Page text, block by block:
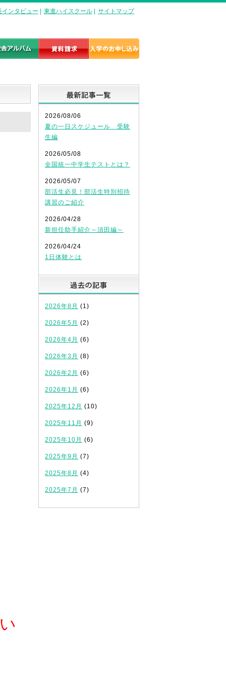
インタビュー 東進ハイスクール サイトマップ
2026/08/06
夏の一日スケジュール 受験
生編
2026/05/08
全国統一中学生テストとは？
2026/05/07
部活生必見！部活生特別招待
講習のご紹介
2026/04/28
新担任助手紹介～須田編～
2026/04/24
1日体験とは
2026年8月 (1)
2026年5月 (2)
2026年4月 (6)
2026年3月 (8)
2026年2月 (6)
2026年1月 (6)
2025年12月 (10)
2025年11月 (9)
2025年10月 (6)
2025年9月 (7)
2025年8月 (4)
2025年7月 (7)